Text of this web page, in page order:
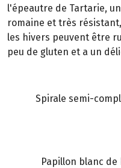
l'épeautre de Tartarie,
romaine et très
les hivers peuvent être
peu de gluten et a un
Spirale semi-
Papillon blanc